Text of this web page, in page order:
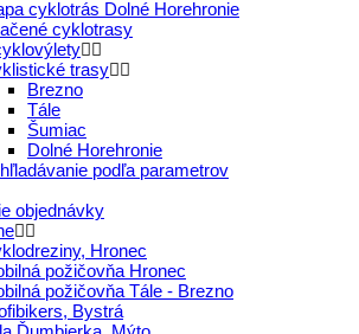
cyklotrás Dolné Horehronie
cyklotrasy
trasy
Brezno
Tále
Šumiac
Dolné Horehronie
podľa parametrov
objednávky
Hronec
požičovňa Hronec
požičovňa Tále - Brezno
Bystrá